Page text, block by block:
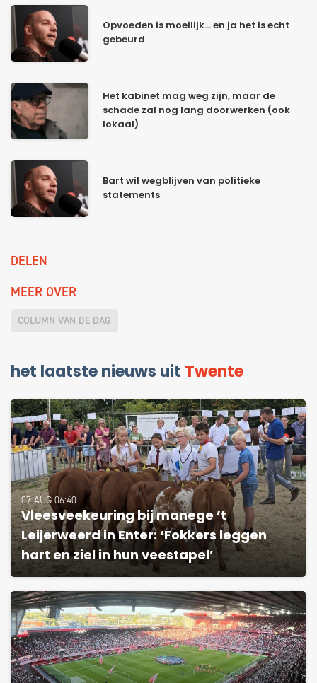
Opvoeden is moeilijk... en ja het is echt
gebeurd
Het kabinet mag weg zijn, maar de
schade zal nog lang doorwerken (ook
lokaal)
Bart wil wegblijven van politieke
statements
DELEN
MEER OVER
COLUMN VAN DE DAG
het laatste nieuws uit Twente
07 AUG 06:40
Vleesveekeuring bij manege ’t
Leijerweerd in Enter: ‘Fokkers leggen
hart en ziel in hun veestapel’